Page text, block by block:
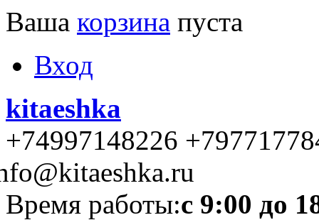
Ваша корзина пуста
Вход
kitaeshka
+74997148226
Время работы:с 9:00 до